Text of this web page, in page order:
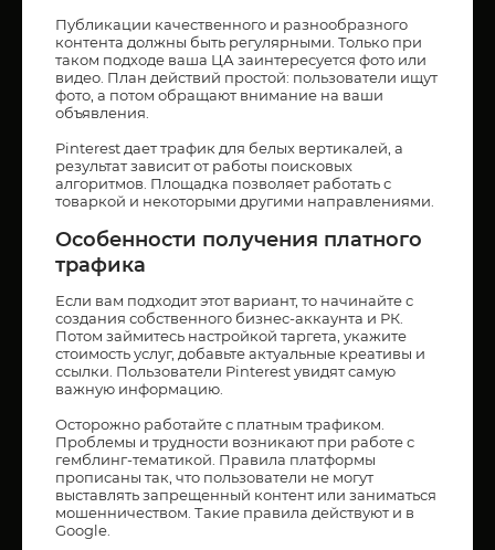
Публикации качественного и разнообразного
контента должны быть регулярными. Только при
таком подходе ваша ЦА заинтересуется фото или
видео. План действий простой: пользователи ищут
фото, а потом обращают внимание на ваши
объявления.
Pinterest дает трафик для белых вертикалей, а
результат зависит от работы поисковых
алгоритмов. Площадка позволяет работать с
товаркой и некоторыми другими направлениями.
Особенности получения платного
трафика
Если вам подходит этот вариант, то начинайте с
создания собственного бизнес-аккаунта и РК.
Потом займитесь настройкой таргета, укажите
стоимость услуг, добавьте актуальные креативы и
ссылки. Пользователи Pinterest увидят самую
важную информацию.
Осторожно работайте с платным трафиком.
Проблемы и трудности возникают при работе с
гемблинг-тематикой. Правила платформы
прописаны так, что пользователи не могут
выставлять запрещенный контент или заниматься
мошенничеством. Такие правила действуют и в
Google.